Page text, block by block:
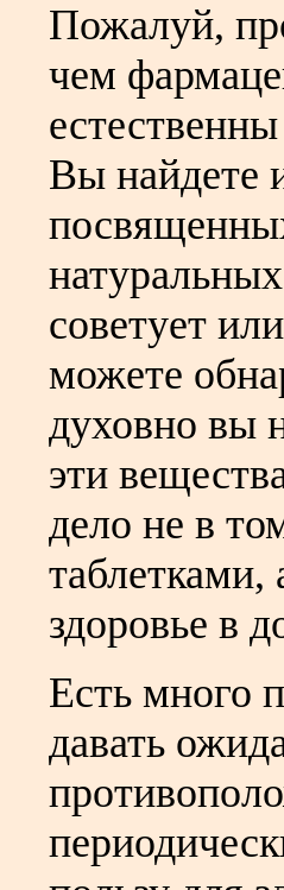
Пожалуй,
чем
Вы найдете
советует
можете
духовно вы
эти
дело не в
таблетками,
здоровье в
Есть много
давать